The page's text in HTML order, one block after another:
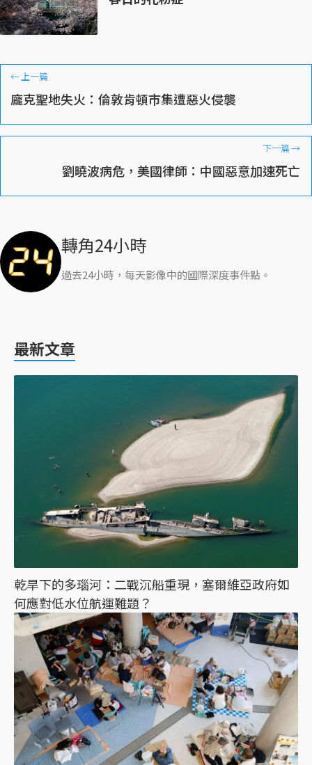
←上一篇
龐克聖地失火：倫敦肯頓市集遭惡火侵襲
下一篇→
劉曉波病危，美國律師：中國惡意加速死亡
轉角24小時
過去24小時，每天影像中的國際深度事件點。
最新文章
乾旱下的多瑙河：二戰沉船重現，塞爾維亞政府如
何應對低水位航運難題？